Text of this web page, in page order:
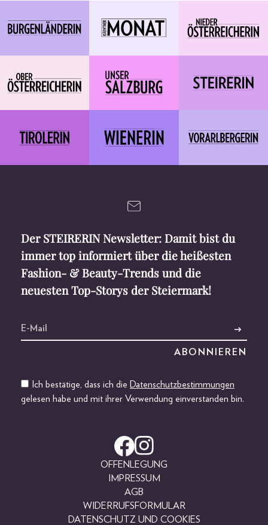
Der STEIRERIN Newsletter: Damit bist du
immer top informiert über die heißesten
Fashion- & Beauty-Trends und die
neuesten Top-Storys der Steiermark!
Ich bestätige, dass ich die Datenschutzbestimmungen
gelesen habe und mit ihrer Verwendung einverstanden bin.
OFFENLEGUNG
IMPRESSUM
AGB
WIDERRUFSFORMULAR
DATENSCHUTZ UND COOKIES